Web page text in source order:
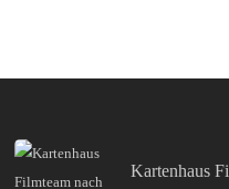
Kartenhaus